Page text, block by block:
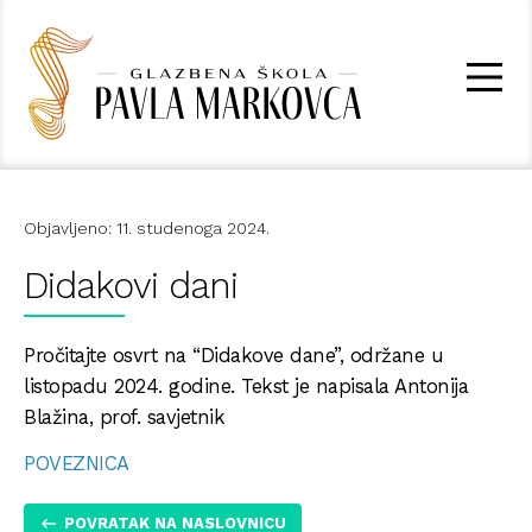
Objavljeno: 11. studenoga 2024.
Didakovi dani
Pročitajte osvrt na “Didakove dane”, održane u
listopadu 2024. godine. Tekst je napisala Antonija
Blažina, prof. savjetnik
POVEZNICA
POVRATAK NA NASLOVNICU